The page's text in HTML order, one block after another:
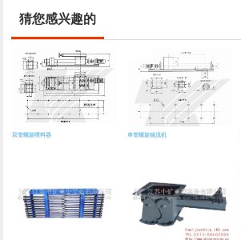
猜您感兴趣的
双管螺旋喂料器 单管螺旋稳流机